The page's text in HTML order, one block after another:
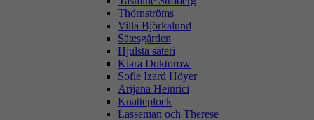
Thörnströms
Villa Björkalund
Sätesgården
Hjulsta säteri
Klara Doktorow
Sofie Izard Höyer
Arijana Heinrici
Knatteplock
Lasseman och Therese